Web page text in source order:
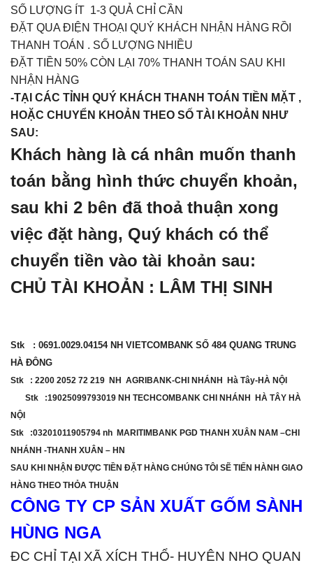
SỐ LƯỢNG ÍT 1-3 QUẢ CHỈ CẦN
ĐẶT QUA ĐIỆN THOẠI QUÝ KHÁCH NHẬN HÀNG RỒI
THANH TOÁN . SỐ LƯỢNG NHIỀU
ĐẶT TIỀN 50% CÒN LẠI 70% THANH TOÁN SAU KHI
NHẬN HÀNG
-TẠI CÁC TỈNH QUÝ KHÁCH THANH TOÁN TIỀN MẶT ,
HOẶC CHUYỂN KHOẢN THEO SỐ TÀI KHOẢN NHƯ
SAU:
Khách hàng là cá nhân muốn thanh
toán bằng hình thức chuyển khoản,
sau khi 2 bên đã thoả thuận xong
việc đặt hàng, Quý khách có thể
chuyển tiền vào tài khoản sau:
CHỦ TÀI KHOẢN : LÂM THỊ SINH
Stk : 0691.0029.04154 NH VIETCOMBANK SỐ 484 QUANG TRUNG
HÀ ĐÔNG
Stk : 2200 2052 72 219 NH AGRIBANK-CHI NHÁNH Hà Tây-HÀ NỘI
Stk :19025099793019 NH TECHCOMBANK CHI NHÁNH HÀ TÂY HÀ
NỘI
Stk :03201011905794 nh MARITIMBANK PGD THANH XUÂN NAM –CHI
NHÁNH -THANH XUÂN – HN
SAU KHI NHẬN ĐƯỢC TIỀN ĐẶT HÀNG CHÚNG TÔI SẼ TIẾN HÀNH GIAO
HÀNG THEO THỎA THUẬN
CÔNG TY CP SẢN XUẤT GỐM SÀNH
HÙNG NGA
ĐC CHỈ TẠI XÃ XÍCH THỔ- HUYÊN NHO QUAN